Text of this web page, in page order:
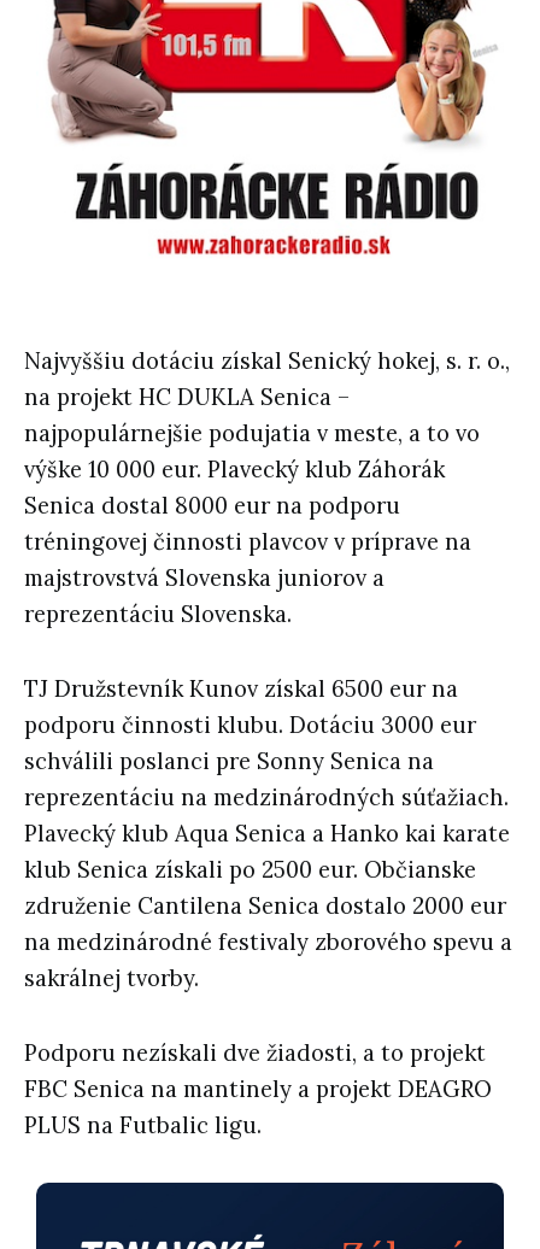
Najvyššiu dotáciu získal Senický hokej, s. r. o.,
na projekt HC DUKLA Senica –
najpopulárnejšie podujatia v meste, a to vo
výške 10 000 eur. Plavecký klub Záhorák
Senica dostal 8000 eur na podporu
tréningovej činnosti plavcov v príprave na
majstrovstvá Slovenska juniorov a
reprezentáciu Slovenska.
TJ Družstevník Kunov získal 6500 eur na
podporu činnosti klubu. Dotáciu 3000 eur
schválili poslanci pre Sonny Senica na
reprezentáciu na medzinárodných súťažiach.
Plavecký klub Aqua Senica a Hanko kai karate
klub Senica získali po 2500 eur. Občianske
združenie Cantilena Senica dostalo 2000 eur
na medzinárodné festivaly zborového spevu a
sakrálnej tvorby.
Podporu nezískali dve žiadosti, a to projekt
FBC Senica na mantinely a projekt DEAGRO
PLUS na Futbalic ligu.